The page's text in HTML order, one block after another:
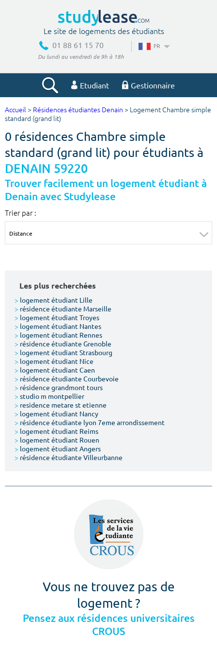
Le site de logements des étudiants
01 88 61 15 70
Du lundi au vendredi de 9h à 18h
FR
Etudiant Gestionnaire
Votre recherche
Ville, école
Budget min
€
Budget max
m² m²
Votre date d'entrée
Chercher
Accueil > Résidences étudiantes Denain > Logement Chambre simple
standard (grand lit)
0 résidences Chambre simple
standard (grand lit) pour étudiants à
DENAIN 59220
Trouver facilement un logement étudiant à
Denain avec Studylease
Trier par :
Les plus recherchées
> logement étudiant Lille
> résidence étudiante Marseille
> logement étudiant Troyes
> logement étudiant Nantes
> logement étudiant Rennes
> résidence étudiante Grenoble
> logement étudiant Strasbourg
> logement étudiant Nice
> logement étudiant Caen
> résidence étudiante Courbevoie
> résidence grandmont tours
> studio m montpellier
> residence metare st etienne
> logement étudiant Nancy
> résidence étudiante lyon 7eme arrondissement
> logement étudiant Reims
> logement étudiant Rouen
> logement étudiant Angers
> résidence étudiante Villeurbanne
Vous ne trouvez pas de
logement ?
Pensez aux résidences universitaires
CROUS